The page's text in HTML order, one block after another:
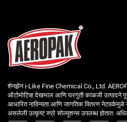
शेनझेन i-Like Fine Chemical Co., Ltd.
ऑटोमोटिव्ह देखभाल आणि घरगुती काळजी उत्पादने
आधारित नाविन्यता आणि जागतिक वितरण नेटवर्कमुळे
असलेली उत्कृष्ट स्प्रे सोल्यूशन्स उपलब्ध होतात.